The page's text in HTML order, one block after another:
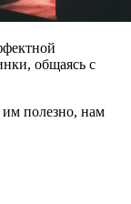
общаясь с
полезно, нам